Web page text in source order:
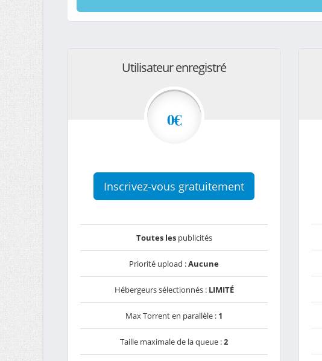
Utilisateur enregistré
0€
Inscrivez-vous gratuitement
Toutes lespublicités
Priorité upload :Aucune
Hébergeurs sélectionnés : LIMITÉ
Max Torrent en parallèle : 1
Taille maximale de la queue :2